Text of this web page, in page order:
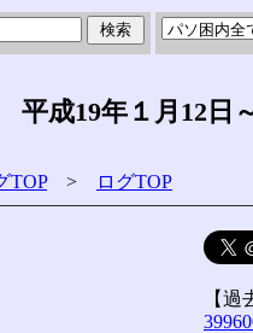
成19年１月12日
TOP> ログTOP
【